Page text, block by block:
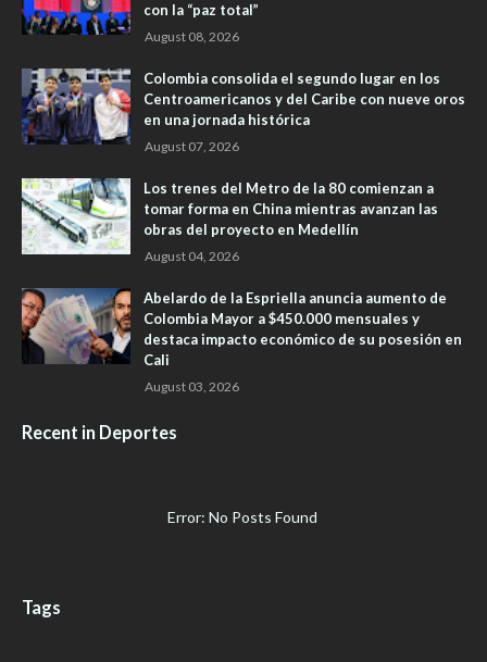
con la “paz total”
August 08, 2026
Colombia consolida el segundo lugar en los
Centroamericanos y del Caribe con nueve oros
en una jornada histórica
August 07, 2026
Los trenes del Metro de la 80 comienzan a
tomar forma en China mientras avanzan las
obras del proyecto en Medellín
August 04, 2026
Abelardo de la Espriella anuncia aumento de
Colombia Mayor a $450.000 mensuales y
destaca impacto económico de su posesión en
Cali
August 03, 2026
Recent in Deportes
Error: No Posts Found
Tags